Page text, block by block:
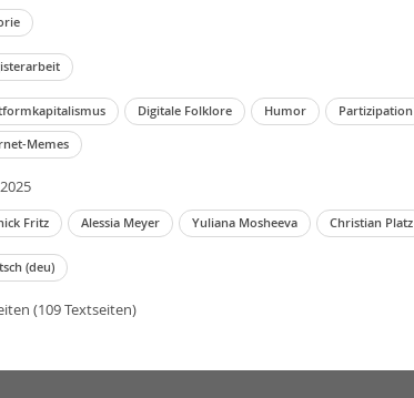
Digitale Folklore Humor Partizipation
Memes
Fritz Alessia Meyer Yuliana Mosheeva Christian Platz
(deu)
(109 Textseiten)